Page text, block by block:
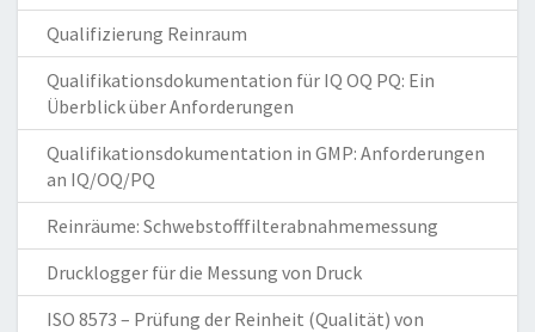
Qualifizierung Reinraum
Qualifikationsdokumentation für IQ OQ PQ: Ein
Überblick über Anforderungen
Qualifikationsdokumentation in GMP: Anforderungen
an IQ/OQ/PQ
Reinräume: Schwebstofffilterabnahmemessung
Drucklogger für die Messung von Druck
ISO 8573 – Prüfung der Reinheit (Qualität) von